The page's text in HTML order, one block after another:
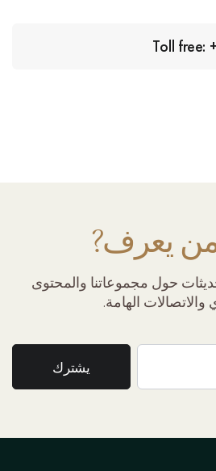
Toll free:
من يعرف?
حول مجموعاتنا والمحتوى
الهامة.